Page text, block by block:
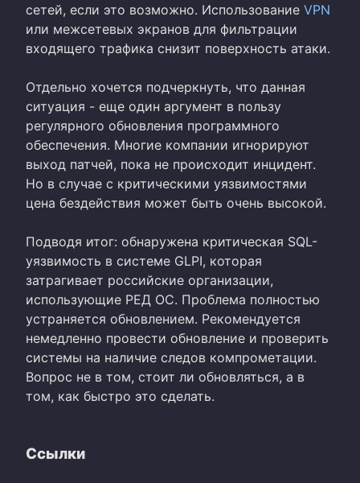
сетей, если это возможно. Использование VPN
или межсетевых экранов для фильтрации
входящего трафика снизит поверхность атаки.
Отдельно хочется подчеркнуть, что данная
ситуация - еще один аргумент в пользу
регулярного обновления программного
обеспечения. Многие компании игнорируют
выход патчей, пока не происходит инцидент.
Но в случае с критическими уязвимостями
цена бездействия может быть очень высокой.
Подводя итог: обнаружена критическая SQL-
уязвимость в системе GLPI, которая
затрагивает российские организации,
использующие РЕД ОС. Проблема полностью
устраняется обновлением. Рекомендуется
немедленно провести обновление и проверить
системы на наличие следов компрометации.
Вопрос не в том, стоит ли обновляться, а в
том, как быстро это сделать.
Ссылки